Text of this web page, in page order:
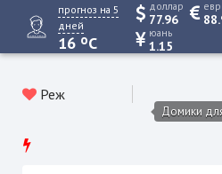
прогноз на 5
дней
16 oC
доллар
77.96
юань
1.15
Реж
Домики